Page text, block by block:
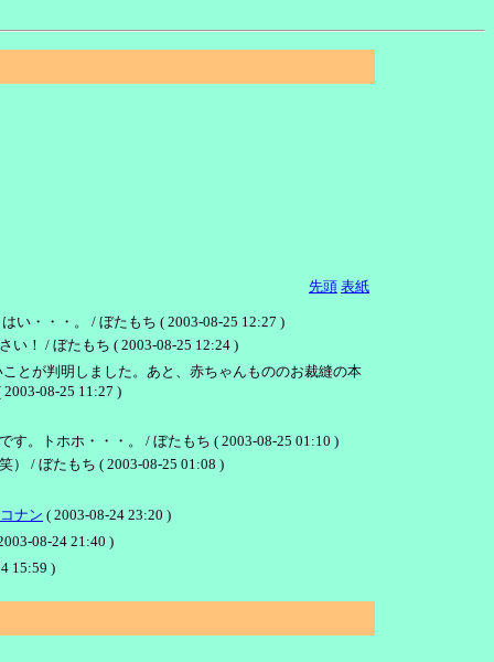
先頭 表紙
い・・・。 / ぼたもち ( 2003-08-25 12:27 )
！ / ぼたもち ( 2003-08-25 12:24 )
とが判明しました。あと、赤ちゃんもののお裁縫の本
2003-08-25 11:27 )
。トホホ・・・。 / ぼたもち ( 2003-08-25 01:10 )
） / ぼたもち ( 2003-08-25 01:08 )
コナン ( 2003-08-24 23:20 )
08-24 21:40 )
15:59 )